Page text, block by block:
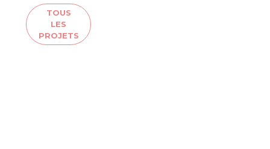
TOUS
LES
PROJETS